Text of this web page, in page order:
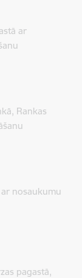
ar
Rankas
nosaukumu
pagastā,